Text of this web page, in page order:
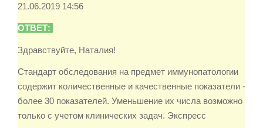
21.06.2019 14:56
ОТВЕТ:
Здравствуйте, Наталия!
Стандарт обследования на предмет иммунопатологии
содержит количественные и качественные показатели -
более 30 показателей. Уменьшение их числа возможно
только с учетом клинических задач. Экспресс